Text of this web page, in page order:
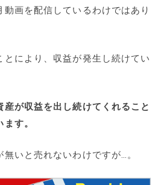
動画を配信しているわけではあり
とにより、収益が発生し続けてい
産が収益を出し続けてくれること
す。
いと売れないわけですが…。